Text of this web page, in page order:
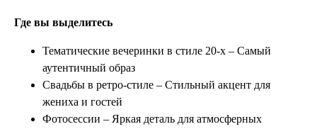
Где вы выделитесь
Тематические вечеринки в стиле 20-х – Самый
аутентичный образ
Свадьбы в ретро-стиле – Стильный акцент для
жениха и гостей
Фотосессии – Яркая деталь для атмосферных